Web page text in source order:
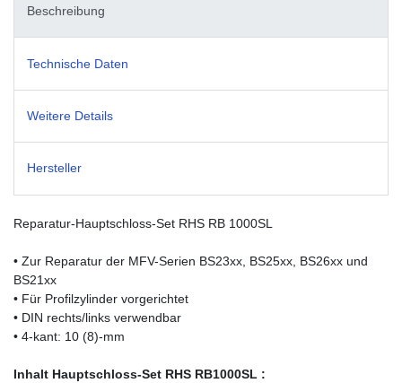
Beschreibung
Technische Daten
Weitere Details
Hersteller
Reparatur-Hauptschloss-Set RHS RB 1000SL
• Zur Reparatur der MFV-Serien BS23xx, BS25xx, BS26xx und
BS21xx
• Für Profilzylinder vorgerichtet
• DIN rechts/links verwendbar
• 4-kant: 10 (8)-mm
Inhalt Hauptschloss-Set RHS RB1000SL :